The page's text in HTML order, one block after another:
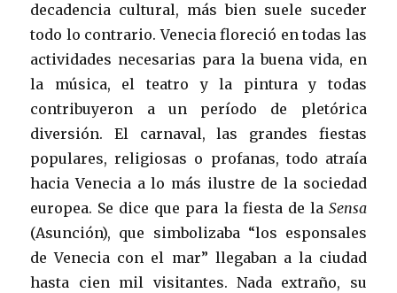
decadencia cultural, más bien suele suceder
todo lo contrario. Venecia floreció en todas las
actividades necesarias para la buena vida, en
la música, el teatro y la pintura y todas
contribuyeron a un período de pletórica
diversión. El carnaval, las grandes fiestas
populares, religiosas o profanas, todo atraía
hacia Venecia a lo más ilustre de la sociedad
europea. Se dice que para la fiesta de laSensa
(Asunción), que simbolizaba “los esponsales
de Venecia con el mar” llegaban a la ciudad
hasta cien mil visitantes. Nada extraño, su